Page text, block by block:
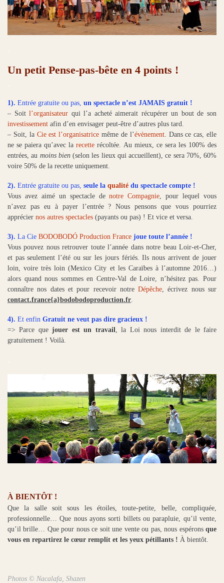
Un petit Pense-pas-bête en 4 points !
1). Entrée gratuite ou pas, un spectacle n’est JAMAIS gratuit !
– Soitl’organisateur qui l’a acheté aimerait récupérer un bout de son
investissement afin d’en envisager peut-être d’autres plus tard.
– Soit, la Cie est l’organisatrice même de l’évènement. Dans ce cas, elle
ne se paiera qu’avec larecetterécoltée. Au mieux, ce sera les 100% des
entrées, au moins bien(selon les lieux qui accueillent), ce sera 70%, 60%
voire 50% de la recette uniquement.
2). Entrée gratuite ou pas, seule la qualité du spectacle compte !
Vous avez aimé un spectacle denotre Compagnie , pour lequel vous
n’avez pas eu à payer l’entrée ? Nous pensons que vous pourriez
apprécier nos autres spectacles (payants ou pas) ! Et vice et versa.
3). La Cie BODOBODÓ Production France joue toute l’année !
Vous pouvez nous retrouver toute l’année dans notre beau Loir-et-Cher,
et pas seulement l’été ou sur les jours fériés. Ils nous arrivent de jouer
loin, voire très loin (Mexico City et les Caraïbes à l’automne 2016…)
alors quand nous sommes en Centre-Val de Loire, n’hésitez pas. Pour
connaître nos dates et pour recevoir notreDépêche , écrivez nous sur
contact.france{a}bodobodoproduction.fr
4). Et enfin Gratuit ne veut pas dire gracieux !
=> Parce quejouer est un travail
, la Loi nous interdit de le faire
gratuitement ! Voilà.
À BIENTÔT !
Que la salle soit sous les étoiles, toute-petite, belle, compliquée,
professionnelle… Que nous ayons sorti billets ou parapluie, qu’il vente,
qu’il brille… Que pour nous ce soit une vente ou pas, nous espérons que
vous en repartirez le cœur remplit et les yeux pétillants ! À bientôt.
Photos © Nacalafa, Shazen